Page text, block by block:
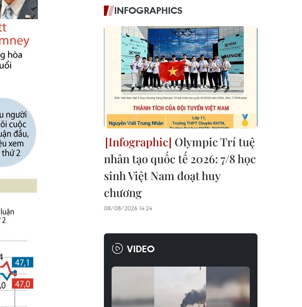
INFOGRAPHICS
Olympic Trí tuệ
nhân tạo quốc tế 2026: 7/8 học
sinh Việt Nam đoạt huy
chương
08/08/2026 14:24
VIDEO